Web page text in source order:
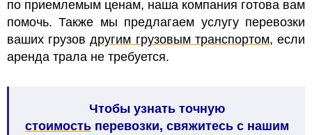
по приемлемым ценам, наша компания готова вам
помочь. Также мы предлагаем услугу перевозки
ваших грузовдругим грузовым транспортом, если
аренда трала не требуется.
Чтобы узнать точную
стоимость перевозки, свяжитесь с нашим